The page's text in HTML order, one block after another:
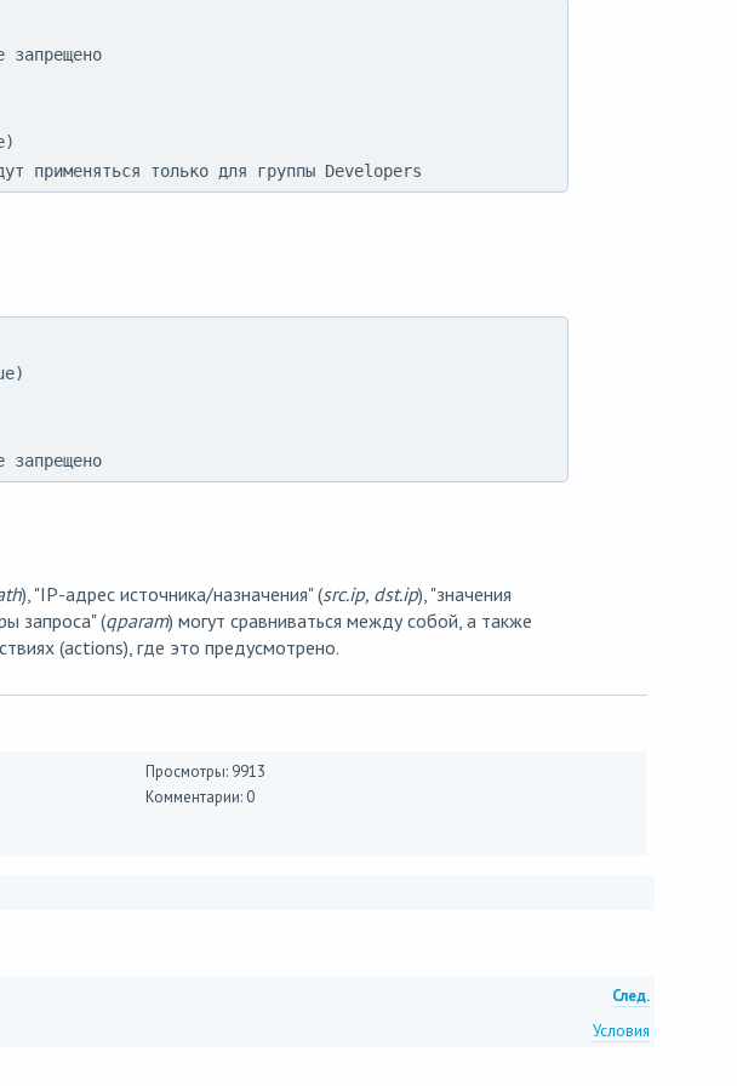
запрещено
применяться только для группы Developers
запрещено
), "IP-адрес источника/назначения" (src.ip, dst.ip), "значения
запроса" (qparam) могут сравниваться между собой, а также
(actions), где это предусмотрено.
Просмотры: 9913
Комментарии: 0
След.
Условия